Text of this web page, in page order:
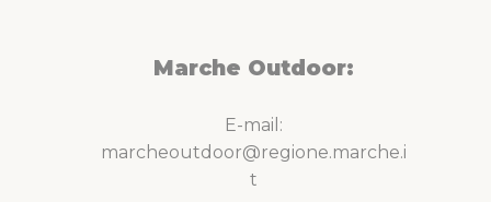
Marche Outdoor:
E-mail:
marcheoutdoor@regione.marche.i
t